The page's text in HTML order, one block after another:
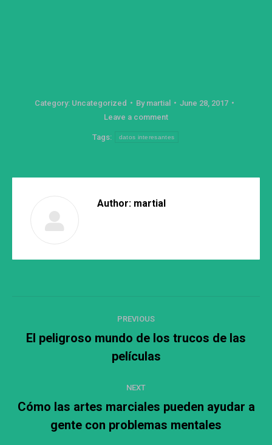
Category: Uncategorized By martial
June 28, 2017
Leave a comment
Tags: datos interesantes
Author: martial
navigation
PREVIOUS
Previous
post:
El peligroso mundo de los trucos de las
películas
NEXT
Next
post:
Cómo las artes marciales pueden ayudar a
gente con problemas mentales